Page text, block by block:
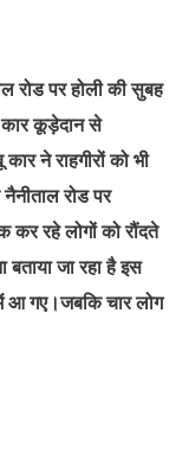
रोड पर होली की सुबह
कार कूड़ेदान से
ने राहगीरों को भी
रोड पर
कर रहे लोगों को रौंदते
जा रहा है इस
में आ गए।जबकि चार लोग